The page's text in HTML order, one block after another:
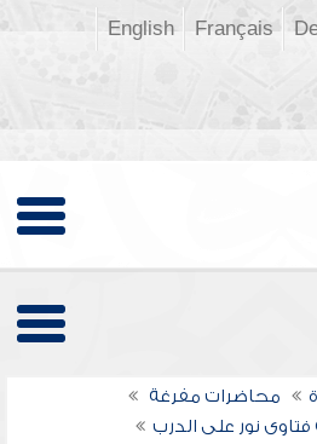
Français
English
محاضرات مفرغة
نور على الدرب